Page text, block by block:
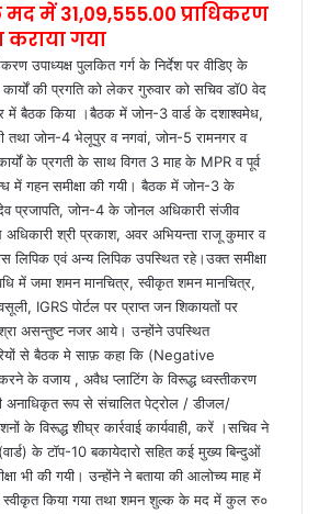
में 31,09,555.00 प्राधिकरण
गया
उपाध्यक्ष पुलकित गर्ग के निर्देश पर वीडिए के
की प्रगति को लेकर गुरुवार को सचिव डॉ0 वेद
में बैठक किया ।बैठक में जोन-3 वार्ड के दशाश्वमेध,
तथा जोन-4 भेलूपुर व नगवां, जोन-5 रामनगर व
के प्रगती के साथ विगत 3 माह के MPR व पूर्व
में गहन समीक्षा की गयी। बैठक में जोन-3 के
प्रजापति, जोन-4 के जोनल अधिकारी संजीव
श्री प्रकाश, अवर अभियन्ता राजू कुमार व
लिपिक एवं अन्य लिपिक उपस्थित रहे।उक्त समीक्षा
में जमा शमन मानचित्र, स्वीकृत शमन मानचित्र,
IGRS पोर्टल पर प्राप्त जन शिकायतों पर
असन्तुष्ट नजर आये। उन्होंने उपस्थित
से बैठक मे साफ़ कहा कि (Negative
के वजाय , अवैध प्लाटिंग के विरूद्ध ध्वस्तीकरण
अनाधिकृत रूप से संचालित पेट्रोल / डीजल/
के विरूद्ध शीघ्र कार्रवाई कार्यवाही, करें ।सचिव ने
के टॉप-10 बकायेदारो सहित कई मुख्य बिन्दुओं
भी की गयी। उन्होंने ने बताया की आलोच्य माह में
किया गया तथा शमन शुल्क के मद में कुल रु०